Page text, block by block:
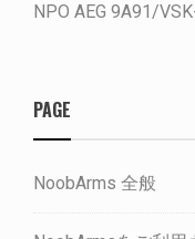
NPO AEG 9A91/
PAGE
NoobArms 全般